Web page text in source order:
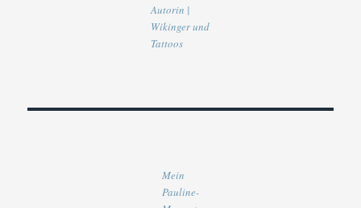
Autorin |
Wikinger und
Tattoos
Mein
Pauline-